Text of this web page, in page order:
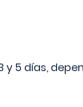
5 días,